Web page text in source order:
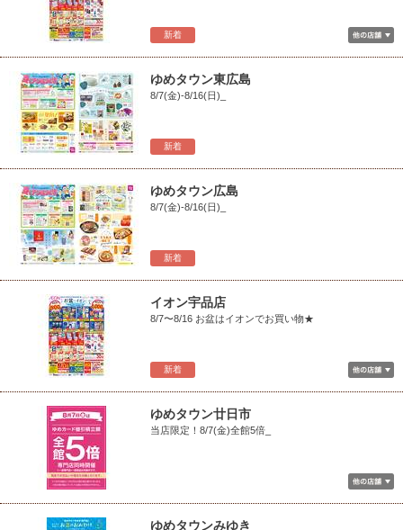
新着
新着
ゆめタウン東広島
8/7(金)-8/16(日)_
新着
ゆめタウン広島
8/7(金)-8/16(日)_
新着
イオン宇品店
8/7〜8/16 お盆はイオンでお買い物★
ゆめタウン廿日市
当店限定！8/7(金)全館5倍_
ゆめタウンみゆき